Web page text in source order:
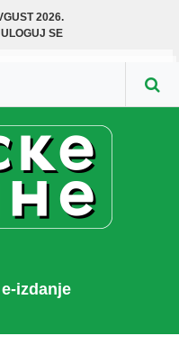
2026.
ULOGUJ SE
izdanje